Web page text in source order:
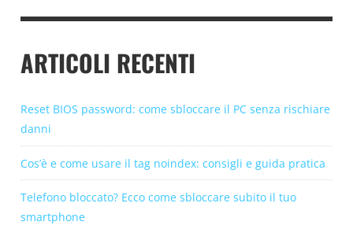
ARTICOLI RECENTI
Reset BIOS password: come sbloccare il PC senza rischiare
danni
Cos’è e come usare il tag noindex: consigli e guida pratica
Telefono bloccato? Ecco come sbloccare subito il tuo
smartphone